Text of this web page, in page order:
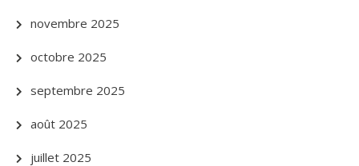
novembre 2025
octobre 2025
septembre 2025
août 2025
juillet 2025